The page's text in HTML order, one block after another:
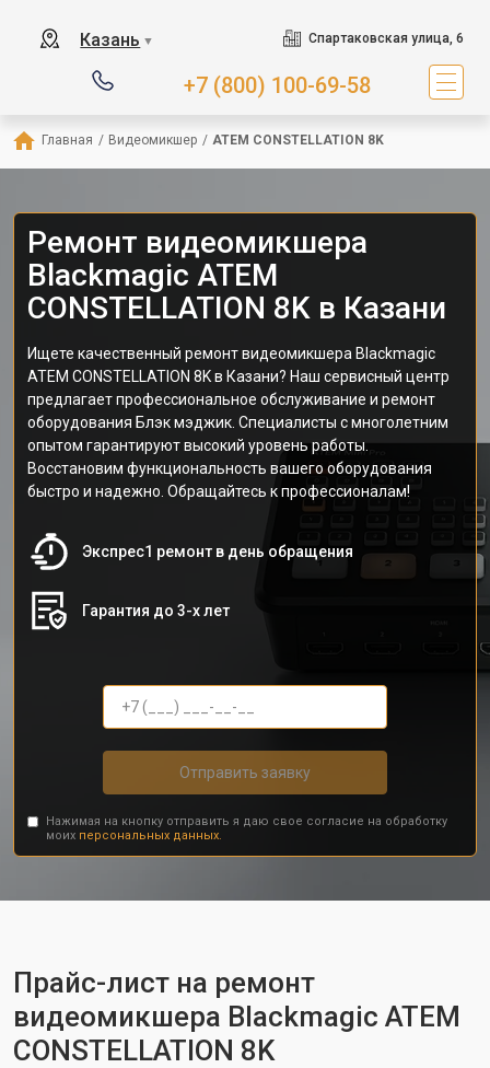
Казань ▼ Спартаковская улица, 6
+7 (800) 100-69-58
Главная / Видеомикшер / ATEM CONSTELLATION 8K
Ремонт видеомикшера
Blackmagic ATEM
CONSTELLATION 8K в Казани
Ищете качественный ремонт видеомикшера Blackmagic
ATEM CONSTELLATION 8K в Казани? Наш сервисный центр
предлагает профессиональное обслуживание и ремонт
оборудования Блэк мэджик. Специалисты с многолетним
опытом гарантируют высокий уровень работы.
Восстановим функциональность вашего оборудования
быстро и надежно. Обращайтесь к профессионалам!
Экспрес1 ремонт в день обращения
Гарантия до 3-х лет
Отправить заявку
Нажимая на кнопку отправить я даю свое согласие на обработку
моих персональных данных.
Прайс-лист на ремонт
видеомикшера Blackmagic ATEM
CONSTELLATION 8K